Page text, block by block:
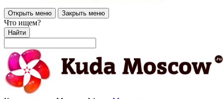
Открыть меню Закрыть меню
Что ищем?
Найти